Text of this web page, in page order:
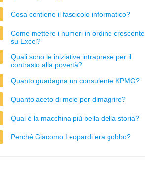
Cosa contiene il fascicolo informatico?
Come mettere i numeri in ordine crescente
su Excel?
Quali sono le iniziative intraprese per il
contrasto alla povertà?
Quanto guadagna un consulente KPMG?
Quanto aceto di mele per dimagrire?
Qual è la macchina più bella della storia?
Perché Giacomo Leopardi era gobbo?